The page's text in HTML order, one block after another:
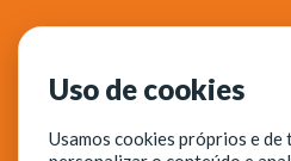
Uso de cookies
Usamos cookies próprios e de